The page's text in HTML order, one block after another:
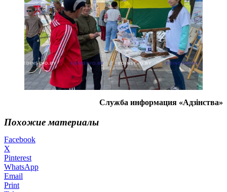
Служба информация «Адзінства»
Похожие материалы
Facebook
X
Pinterest
WhatsApp
Email
Print